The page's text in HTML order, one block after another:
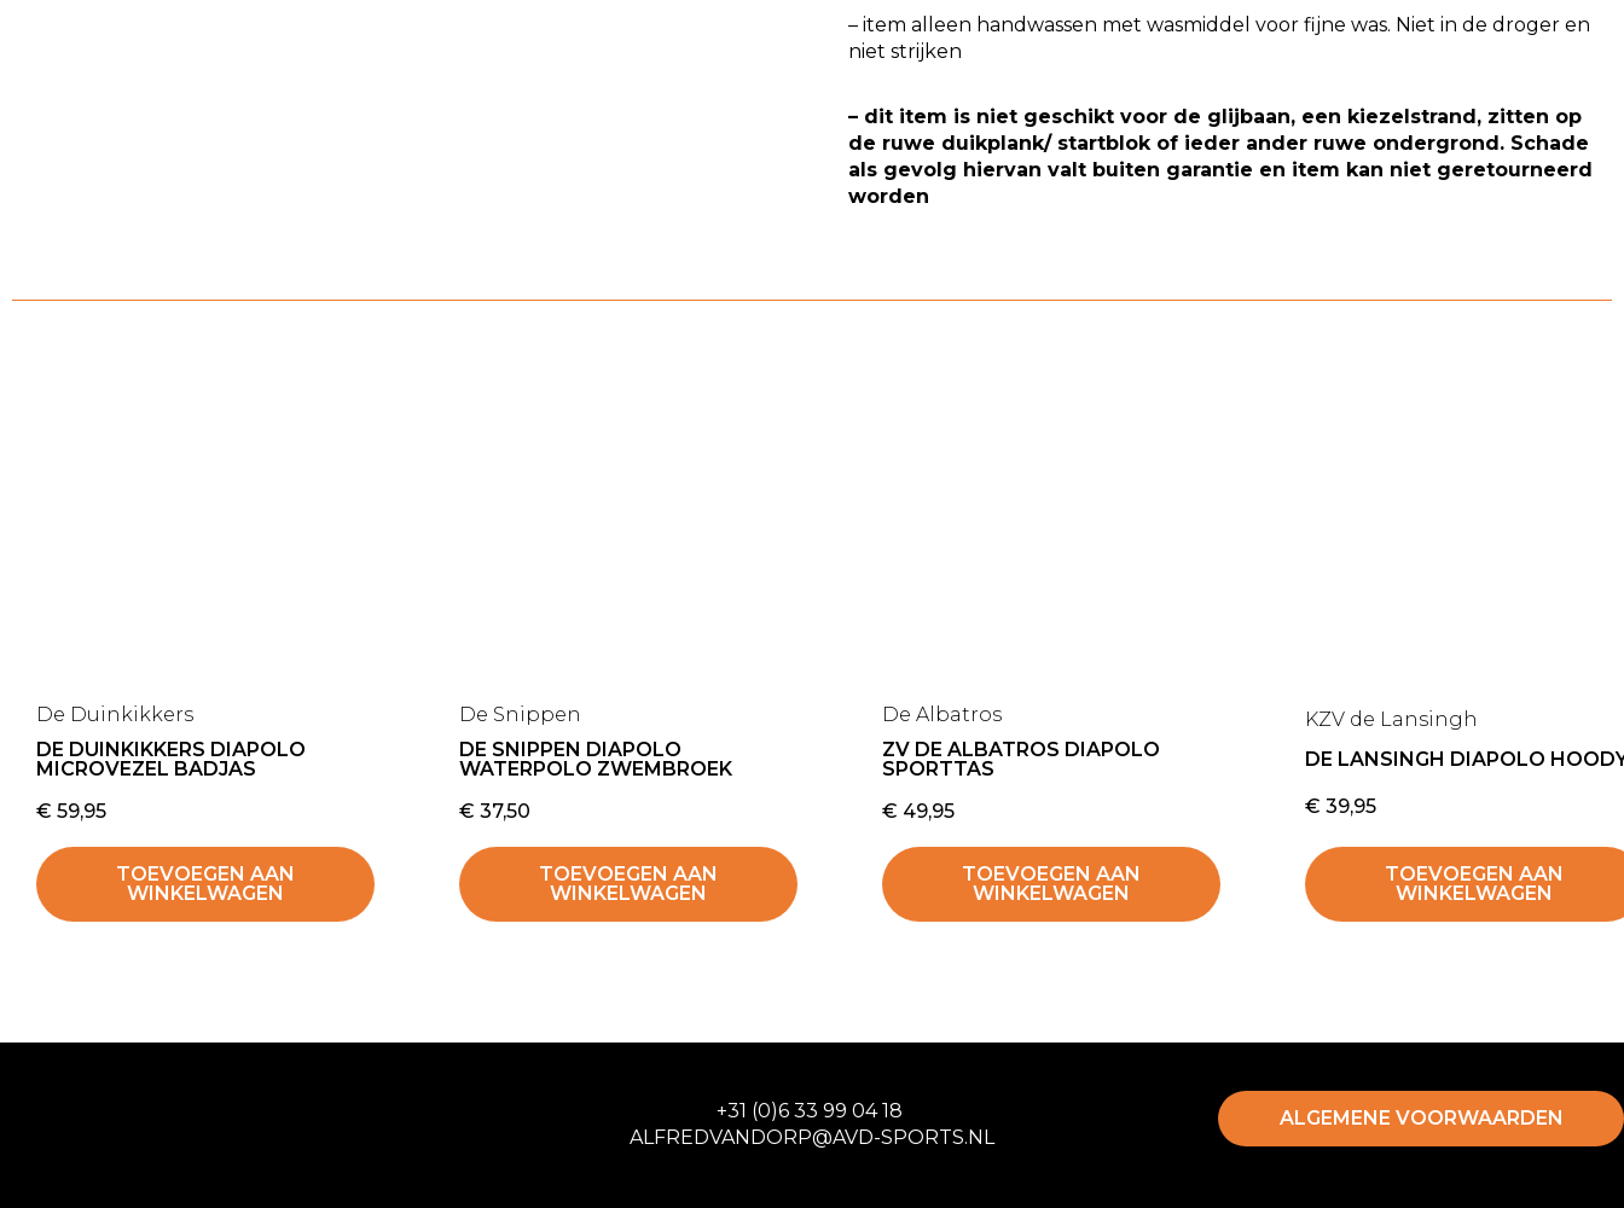
– item alleen handwassen met wasmiddel voor fijne was. Niet in de droger en
niet strijken
– dit item is niet geschikt voor de glijbaan, een kiezelstrand, zitten op
de ruwe duikplank/ startblok of ieder ander ruwe ondergrond. Schade
als gevolg hiervan valt buiten garantie en item kan niet geretourneerd
worden
De Duinkikkers
DE DUINKIKKERS DIAPOLO
MICROVEZEL BADJAS
€ 59,95
TOEVOEGEN AAN
WINKELWAGEN
De Snippen
DE SNIPPEN DIAPOLO
WATERPOLO ZWEMBROEK
€ 37,50
TOEVOEGEN AAN
WINKELWAGEN
De Albatros
ZV DE ALBATROS DIAPOLO
SPORTTAS
€ 49,95
TOEVOEGEN AAN
WINKELWAGEN
KZV de Lansingh
DE LANSINGH DIAPOLO
€ 39,95
TOEVOEGEN AAN
WINKELWAGEN
+31 (0)6 33 99 04 18
ALFREDVANDORP@AVD-SPORTS.NL
ALGEMENE VOORWAARDEN